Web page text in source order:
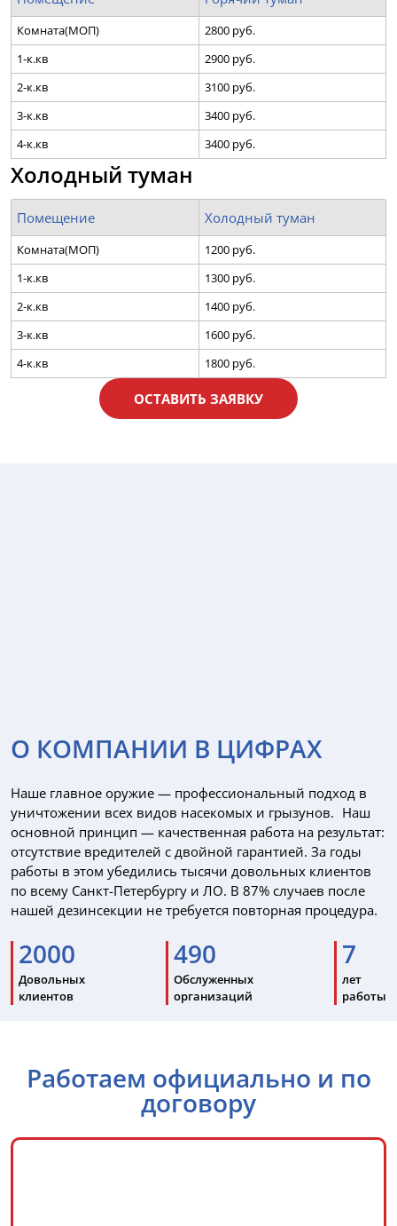
Комната(МОП)
2800 руб.
1-к.кв
2900 руб.
2-к.кв
3100 руб.
3-к.кв
3400 руб.
4-к.кв
3400 руб.
Холодный туман
Помещение Холодный туман
Комната(МОП)
1200 руб.
1-к.кв
1300 руб.
2-к.кв
1400 руб.
3-к.кв
1600 руб.
4-к.кв
1800 руб.
ОСТАВИТЬ ЗАЯВКУ
О КОМПАНИИ В ЦИФРАХ
Наше главное оружие — профессиональный подход в
уничтожении всех видов насекомых и грызунов. Наш
основной принцип — качественная работа на результат:
отсутствие вредителей с двойной гарантией. За годы
работы в этом убедились тысячи довольных клиентов
по всему Санкт-Петербургу и ЛО. В 87% случаев после
нашей дезинсекции не требуется повторная процедура.
2000
Довольных
клиентов
490
Обслуженных
организаций
7
лет
работы
Работаем официально и по
договору